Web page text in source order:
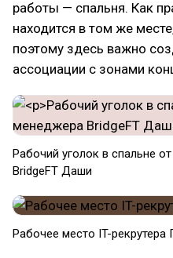
работы — спальня. Как
находится в том же
поэтому здесь важно
ассоциации с зонами
Рабочий уголок в спальне
BridgeFT Даши
Рабочее место IT-рекрутера